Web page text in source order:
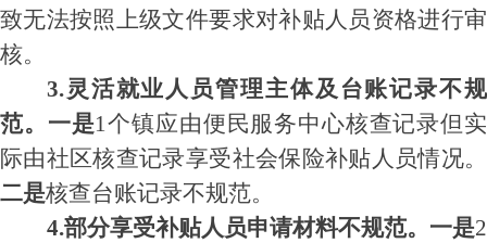
致无法按照上级文件要求对补贴人员资格进行审
核。
3.灵活就业人员管理主体及 台账记录不规
范。 一是1个镇应由便民服务中心核查记录但实
际由社区核查记录享受社会保险补贴人员情况。
二是核查台账记录不规范。
4.部分享受补贴人员申请材料不规范。 一是2